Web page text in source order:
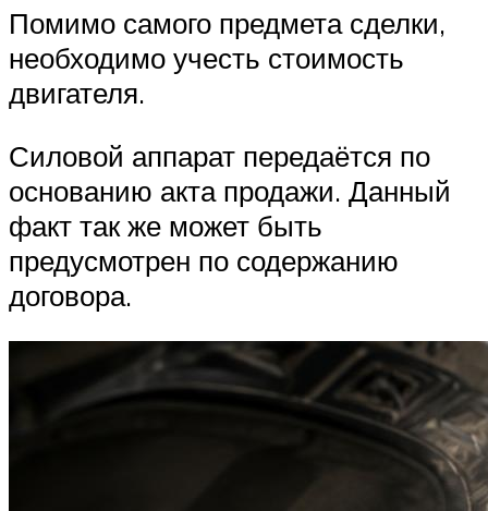
Помимо самого предмета сделки,
необходимо учесть стоимость
двигателя.
Силовой аппарат передаётся по
основанию акта продажи. Данный
факт так же может быть
предусмотрен по содержанию
договора.